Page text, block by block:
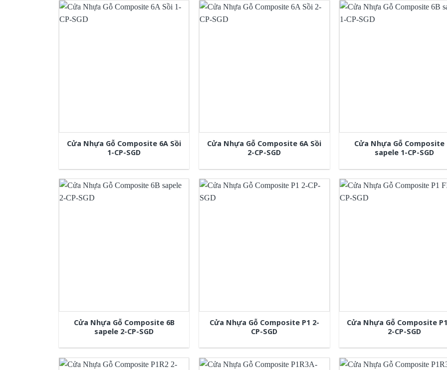
Cửa Nhựa Gỗ Composite 6A Sồi
1-CP-SGD
Cửa Nhựa Gỗ Composite 6A Sồi
2-CP-SGD
Cửa Nhựa Gỗ Composite
sapele 1-CP-SGD
Cửa Nhựa Gỗ Composite 6B
sapele 2-CP-SGD
Cửa Nhựa Gỗ Composite P1 2-
CP-SGD
Cửa Nhựa Gỗ Composite
2-CP-SGD